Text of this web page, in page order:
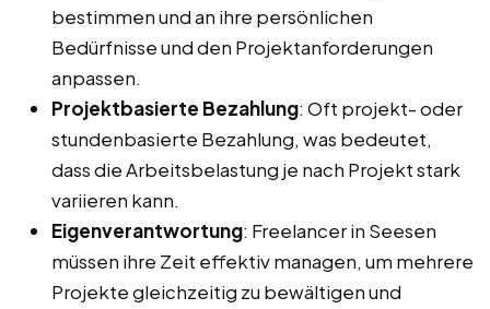
bestimmen und an ihre persönlichen
Bedürfnisse und den Projektanforderungen
anpassen.
Projektbasierte Bezahlung: Oft projekt- oder
stundenbasierte Bezahlung, was bedeutet,
dass die Arbeitsbelastung je nach Projekt stark
variieren kann.
Eigenverantwortung: Freelancer in Seesen
müssen ihre Zeit effektiv managen, um mehrere
Projekte gleichzeitig zu bewältigen und